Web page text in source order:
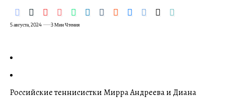
5 августа, 2024 3 Мин Чтения
Российские теннисистки Мирра Андреева и Диана